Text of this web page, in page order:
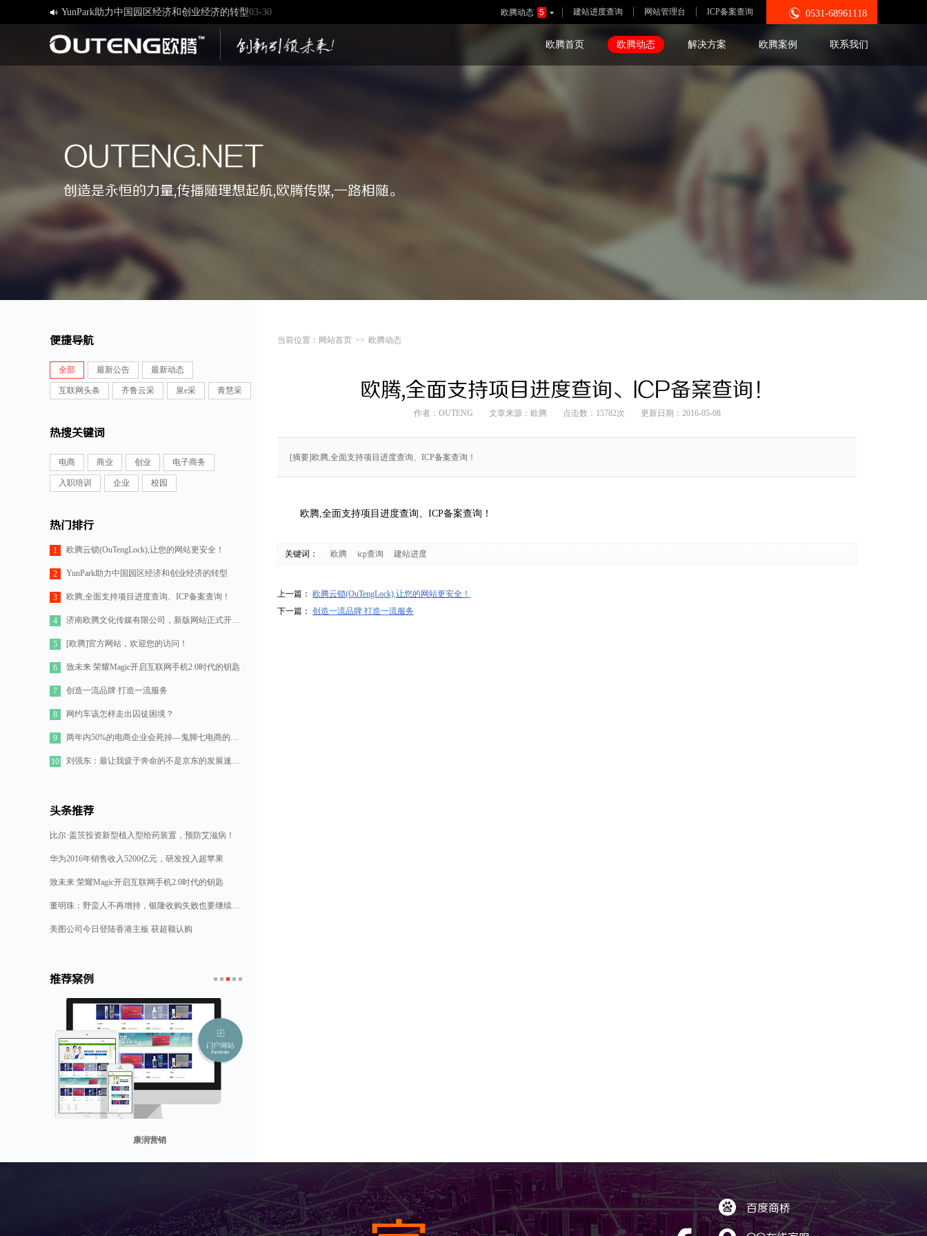
 YunPark助力中国园区经济和创业经济的转型03-30
[欧腾]官方网站，欢迎您的访问！03-17
创造一流品牌 打造一流服务 01-09
ICP备案查询
网站管理台
建站进度查询
欧腾动态 5   0531-68961118
OUTENG.NET
创造是永恒的力量,传播随理想起航,欧腾传媒,一路相随。
欧腾首页 欧腾动态 解决方案 欧腾案例 联系我们
便捷导航
全部 最新公告 最新动态
互联网头条 齐鲁云采 泉e采 青慧采
热搜关键词
电商 商业 创业 电子商务
入职培训 企业 校园
热门排行
1 欧腾云锁(OuTengLock),让您的网站更安全！
2 YunPark助力中国园区经济和创业经济的转型
3 欧腾,全面支持项目进度查询、ICP备案查询！
4 济南欧腾文化传媒有限公司，新版网站正式开通！
5 [欧腾]官方网站，欢迎您的访问！
6 致未来 荣耀Magic开启互联网手机2.0时代的钥匙
7 创造一流品牌 打造一流服务
8 网约车该怎样走出囚徒困境？
9 两年内50%的电商企业会死掉—鬼脚七电商的七点思考
10 刘强东：最让我疲于奔命的不是京东的发展速度，而是如何管理好11万人的队伍
头条推荐
比尔·盖茨投资新型植入型给药装置，预防艾滋病！
华为2016年销售收入5200亿元，研发投入超苹果
致未来 荣耀Magic开启互联网手机2.0时代的钥匙
董明珠：野蛮人不再增持，银隆收购失败也要继续造格力汽车
美图公司今日登陆香港主板 获超额认购
推荐案例
兰纳美宿客栈
迪欧客
康润营销
贸易网
山东省勘察设计协会
1 2
网站首页 >> 欧腾动态
欧腾,全面支持项目进度查询、ICP备案查询！
作者：OUTENG 文章来源： 欧腾 点击数：15782次 更新日期：2016-05-08
[摘要]欧腾,全面支持项目进度查询、ICP备案查询！
欧腾,全面支持项目进度查询、ICP备案查询！
关键词： 欧腾 icp查询 建站进度
上一篇： 欧腾云锁(OuTengLock),让您的网站更安全！
下一篇： 创造一流品牌 打造一流服务
 百度商桥